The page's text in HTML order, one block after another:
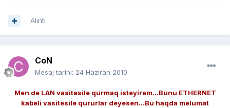
Alıntı
CoN
Mesaj tarihi: 24 Haziran 2010
Men de LAN vasitesile qurmaq isteyirem...Bunu ETHERNET
kabeli vasitesile qururlar deyesen...Bu haqda melumat